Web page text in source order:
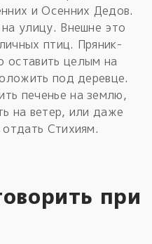
и Осенних Дедов.
улицу. Внешне это
птиц. Пряник-
оставить целым на
под деревце.
печенье на землю,
на ветер, или даже
Стихиям.
при